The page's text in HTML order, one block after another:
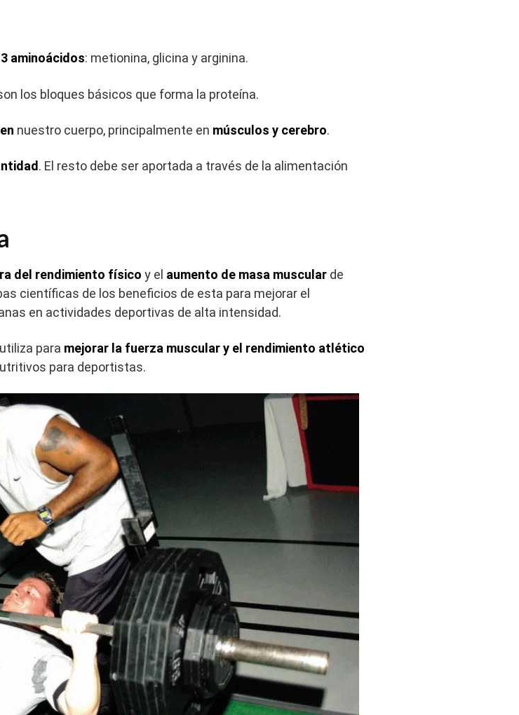
aminoácidos: metionina, glicina y arginina.
los bloques básicos que forma la proteína.
nuestro cuerpo, principalmente en músculos y cerebro.
. El resto debe ser aportada a través de la alimentación
del rendimiento físico y el aumento de masa muscular de
científicas de los beneficios de esta para mejorar el
en actividades deportivas de alta intensidad.
para mejorar la fuerza muscular y el rendimiento atlético
para deportistas.